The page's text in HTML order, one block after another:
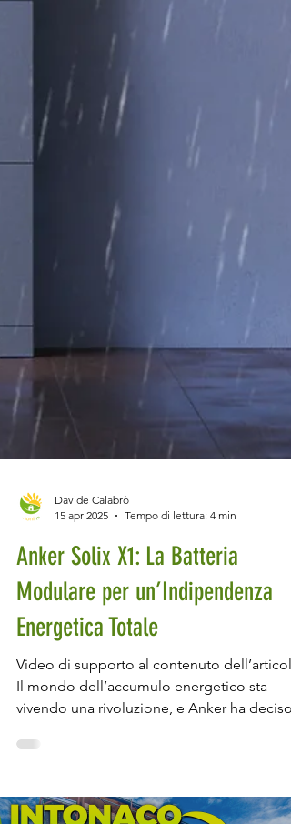
15 apr 2025
Tempo di lettura: 4 min
Anker Solix X1: La Batteria
Modulare per un’Indipendenza
Energetica Totale
Video di supporto al contenuto
vivendo una rivoluzione, e Anker ha deciso
di lasciare il segno con la Solix X1 , una
batteria di accumulo domestico che
promette modularità, efficienza e una